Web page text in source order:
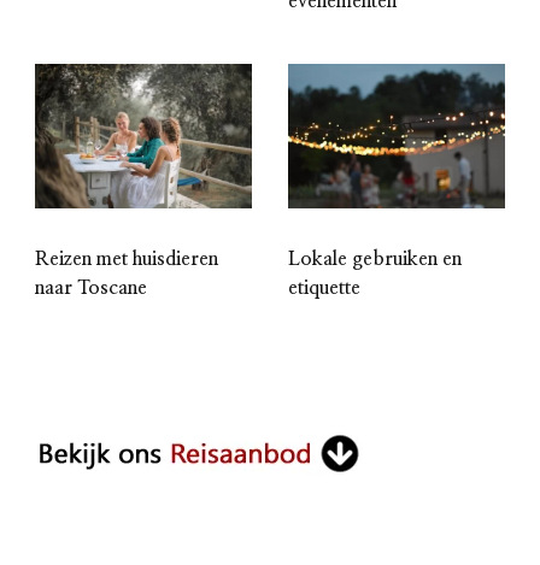
Reizen met huisdieren
naar Toscane
Lokale gebruiken en
etiquette